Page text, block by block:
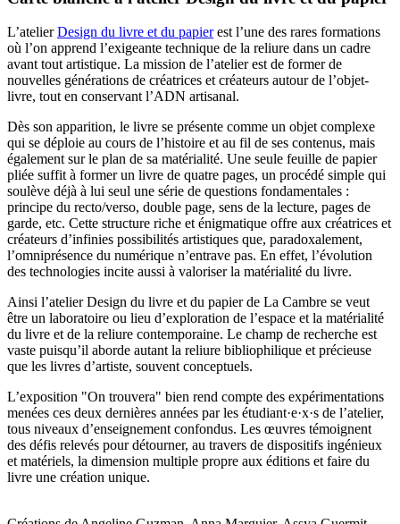
L’atelierDesign du livre et du papierest l’une des rares formations
où l’on apprend l’exigeante technique de la reliure dans un cadre
avant tout artistique. La mission de l’atelier est de former de
nouvelles générations de créatrices et créateurs autour de l’objet-
livre, tout en conservant l’ADN artisanal.
Dès son apparition, le livre se présente comme un objet complexe
qui se déploie au cours de l’histoire et au fil de ses contenus, mais
également sur le plan de sa matérialité. Une seule feuille de papier
pliée suffit à former un livre de quatre pages, un procédé simple qui
soulève déjà à lui seul une série de questions fondamentales :
principe du recto/verso, double page, sens de la lecture, pages de
garde, etc. Cette structure riche et énigmatique offre aux créatrices et
créateurs d’infinies possibilités artistiques que, paradoxalement,
l’omniprésence du numérique n’entrave pas. En effet, l’évolution
des technologies incite aussi à valoriser la matérialité du livre.
Ainsi l’atelier Design du livre et du papier de La Cambre se veut
être un laboratoire ou lieu d’exploration de l’espace et la matérialité
du livre et de la reliure contemporaine. Le champ de recherche est
vaste puisqu’il aborde autant la reliure bibliophilique et précieuse
que les livres d’artiste, souvent conceptuels.
L’exposition "On trouvera" bien rend compte des expérimentations
menées ces deux dernières années par les étudiant·e·x·s de l’atelier,
tous niveaux d’enseignement confondus. Les œuvres témoignent
des défis relevés pour détourner, au travers de dispositifs ingénieux
et matériels, la dimension multiple propre aux éditions et faire du
livre une création unique.